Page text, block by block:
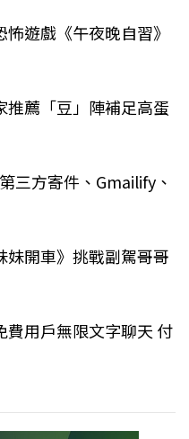
遊戲《午夜晚自習》
推薦「豆」陣補足高蛋
三方寄件、Gmailify、
開車》挑戰副駕哥哥
費用戶無限文字聊天 付